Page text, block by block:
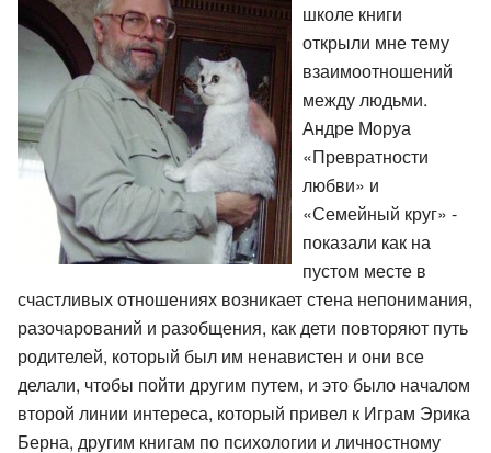
школе книги
открыли мне тему
взаимоотношений
между людьми.
Андре Моруа
«Превратности
любви» и
«Семейный круг» -
показали как на
пустом месте в
счастливых отношениях возникает стена непонимания,
разочарований и разобщения, как дети повторяют путь
родителей, который был им ненавистен и они все
делали, чтобы пойти другим путем, и это было началом
второй линии интереса, который привел к Играм Эрика
Берна, другим книгам по психологии и личностному